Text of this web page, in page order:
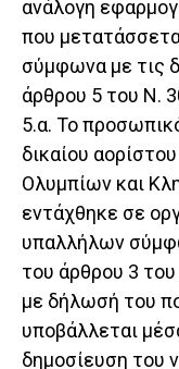
ανάλογη
που
σύμφωνα με τις
άρθρου 5 του Ν.
5.α. Το
δικαίου
Ολυμπίων και
εντάχθηκε σε
υπαλλήλων
του άρθρου 3
με δήλωσή του
υποβάλλεται
δημοσίευση του